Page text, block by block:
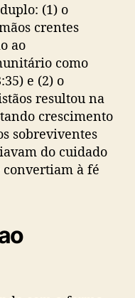
(1) o
crentes
ao
como
e (2) o
resultou na
crescimento
sobreviventes
do cuidado
convertiam à fé